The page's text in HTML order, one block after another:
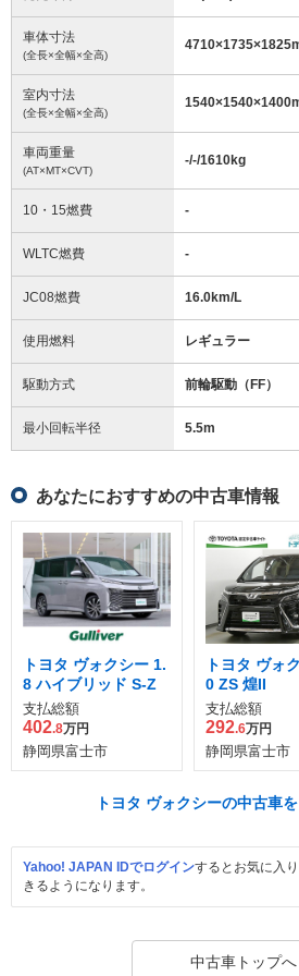
車体寸法
(全長×全幅×全高)
4710×1735×1825
室内寸法
(全長×全幅×全高)
1540×1540×1400
車両重量
(AT×MT×CVT)
-/-/1610kg
10・15燃費 -
WLTC燃費 -
JC08燃費 16.0km/L
使用燃料 レギュラー
駆動方式 前輪駆動（FF）
最小回転半径 5.5m
あなたにおすすめの中古車情報
トヨタ ヴォクシー 1.
8 ハイブリッド S-Z
支払総額
402.8万円
静岡県富士市
トヨタ ヴォ
0 ZS 煌II
支払総額
292.6万円
静岡県富士市
トヨタ ヴォクシーの中古車
Yahoo! JAPAN IDでログインするとお気に入
きるようになります。
中古車トップへ